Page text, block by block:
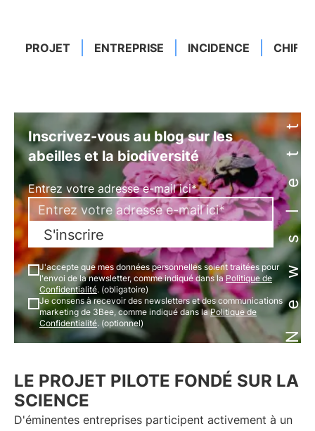
PROJET ENTREPRISE INCIDENCE Newsletter
Inscrivez-vous au blog sur les
abeilles et la biodiversité
Entrez votre adresse e-mail ici*
S'inscrire
J'accepte que mes données personnelles soient traitées pour
l'envoi de la newsletter, comme indiqué dans laPolitique de
Confidentialité. (obligatoire)
Je consens à recevoir des newsletters et des communications
marketing de 3Bee, comme indiqué dans laPolitique de
Confidentialité. (optionnel)
LE PROJET PILOTE FONDÉ SUR LA
SCIENCE
D'éminentes entreprises participent activement à un